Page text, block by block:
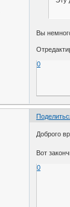
Вы
0
Доброго
Вот
0